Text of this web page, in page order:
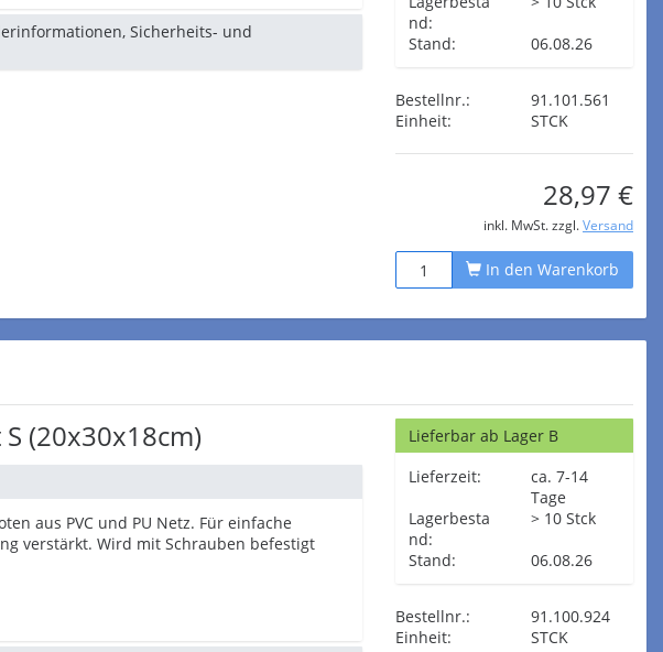
Sicherheits- und
nd:
Stand:
06.08.26
Bestellnr.:
91.101.561
Einheit:
STCK
28,97 €
inkl. MwSt. zzgl. Versand
In den Warenkorb
(20x30x18cm)
aus PVC und PU Netz. Für einfache
verstärkt. Wird mit Schrauben befestigt
Lieferbar ab Lager B
Lieferzeit:
ca. 7-14
Tage
Lagerbesta
nd:
> 10 Stck
Stand:
06.08.26
Bestellnr.:
91.100.924
Einheit:
STCK